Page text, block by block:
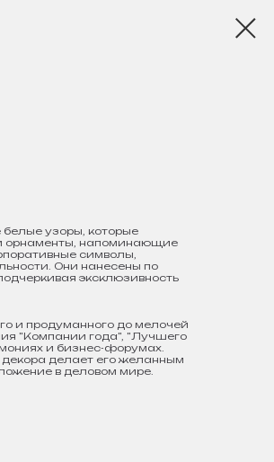
узоры, которые
орнаменты, напоминающие
символы,
Они нанесены по
эксклюзивность
и продуманного до мелочей
"Компании года", "Лучшего
и бизнес-форумах.
делает его желанным
в деловом мире.